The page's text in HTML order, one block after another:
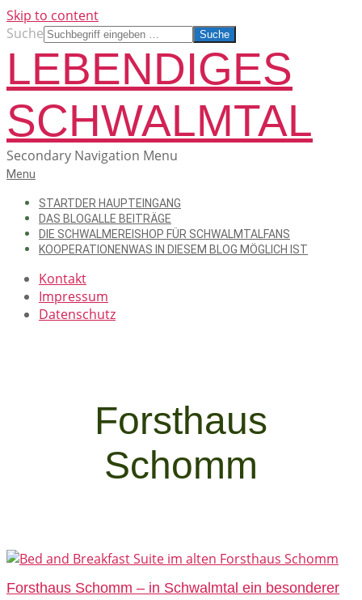
Skip to content
Suche
LEBENDIGES
SCHWALMTAL
Secondary Navigation Menu
Menu
STARTDER HAUPTEINGANG
DAS BLOGALLE BEITRÄGE
DIE SCHWALMEREI SHOP FÜR SCHWALMTALFANS
KOOPERATIONENWAS IN DIESEM BLOG MÖGLICH IST
Kontakt
Impressum
Datenschutz
Forsthaus
Schomm
Forsthaus Schomm – in Schwalmtal ein besonderer